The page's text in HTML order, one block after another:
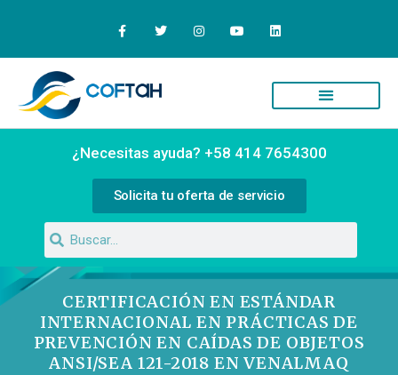
¿Necesitas ayuda? +58 414 7654300
Solicita tu oferta de servicio
CERTIFICACIÓN EN ESTÁNDAR
INTERNACIONAL EN PRÁCTICAS DE
PREVENCIÓN EN CAÍDAS DE OBJETOS
ANSI/SEA 121-2018 EN VENALMAQ